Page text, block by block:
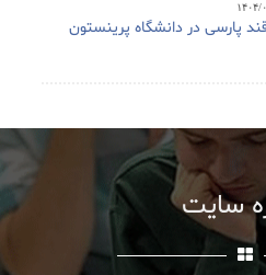
پارسی در دانشگاه پرینستون
سایت